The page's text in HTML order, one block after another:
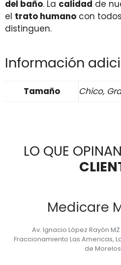
del baño. La calidad de
el trato humano con
distinguen.
Información
Tamaño Chico,
LO QUE OPINAN
Medicare
Av. Ignacio López Rayón
Fraccionamiento Las Americas,
de Morelos